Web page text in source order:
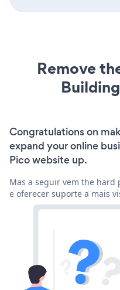
Remove
Congratulations on
expand your online
Pico website up.
Mas a seguir vem the hard
e oferecer suporte a mais